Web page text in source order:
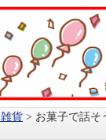
貨
お菓子で話そ